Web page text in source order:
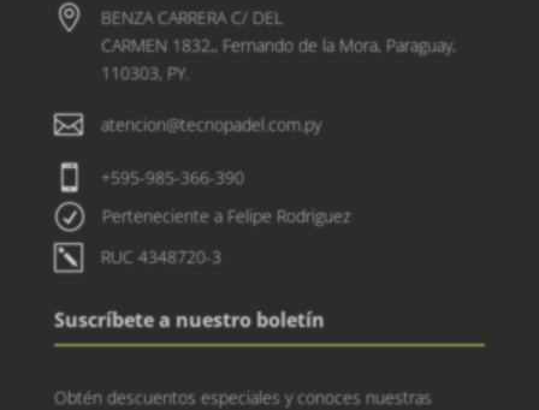

BENZA CARRERA C/ DEL
CARMEN 1832,, Fernando de la Mora, Paraguay,
110303, PY.
 atencion@tecnopadel.com.py
 +595-985-366-390
R Perteneciente a Felipe Rodriguez
k RUC 4348720-3
Suscríbete a nuestro boletín
Obtén descuentos especiales y conoces nuestras